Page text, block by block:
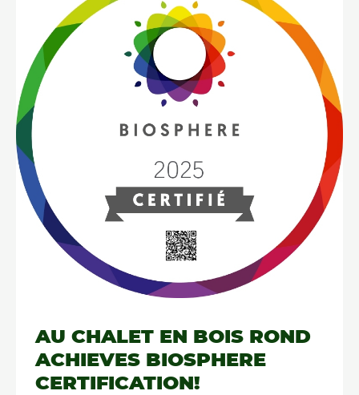
AU CHALET EN BOIS ROND
ACHIEVES BIOSPHERE
CERTIFICATION!